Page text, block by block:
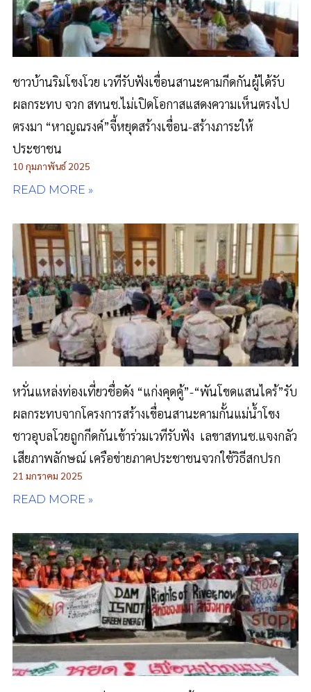
ชาวบ้านริมโขงโวย เวทีรับฟังเขื่อนสานะคามกีดกันผู้ได้รับ
ผลกระทบ จวก สทนช.ไม่เปิดโอกาสแสดงความเห็นตรงไป
ตรงมา “หาญณรงค์”จี้หยุดสร้างเขื่อน-สร้างภาระให้
ประชาชน
10 กุมภาพันธ์ 2025
READ MORE »
หวั่นแหล่งท่องเที่ยวชื่อดัง “แก่งคุดคู้”-“พันโขดแสนไคร้”รับ
ผลกระทบจากโครงการสร้างเขื่อนสานะคามกั้นแม่น้ำโขง
ชาวอุบลโวยถูกกีดกันเข้าร่วมเวทีรับฟัง เลขาสทนช.แจงกลัว
เสียภาพลักษณ์ เครือข่ายภาคประชาชนจวกใช้วิธีสกปรก
21 มกราคม 2025
READ MORE »